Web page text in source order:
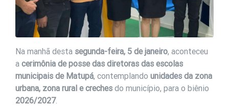
Na manhã desta segunda-feira, 5 de janeiro, aconteceu
a cerimônia de posse das diretoras das escolas
municipais de Matupá, contemplando unidades da zona
urbana, zona rural e creches do município, para o biênio
2026/2027.